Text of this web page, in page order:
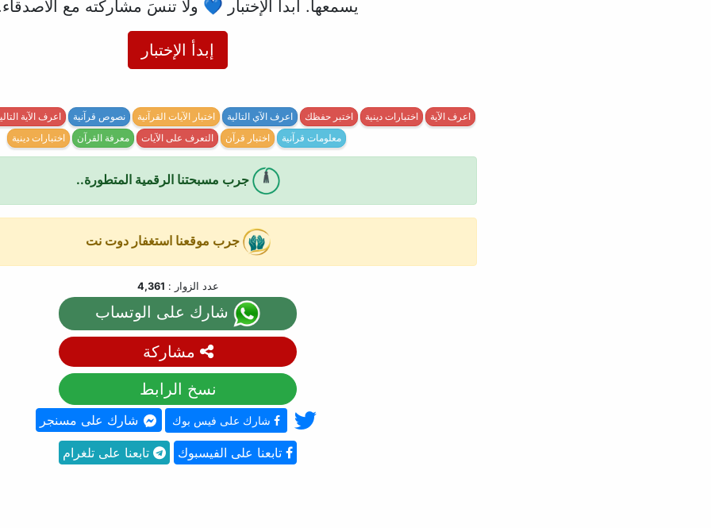
يسمعها. ابدأ الإختبار 💙 ولا تنسَ مشاركته مع
إبدأ الإختبار
اعرف الآية اختبارات دينية اختبر حفظك اعرف الآي التالية اختبار الآيات القرآنية نصوص قرآنية
اعرف الآية
معلومات قرآنية
اختبار قرآن التعرف على الآيات معرفة القرآن اختبارات دينية
جرب مسبحتنا الرقمية المتطورة..
جرب موقعنا استغفار دوت نت
عدد الزوار : 4,361
شارك على الوتساب
مشاركة
نسخ الرابط
شارك على فيس بوك شارك على مسنجر
تابعنا على الفيسبوك تابعنا على تلغرام